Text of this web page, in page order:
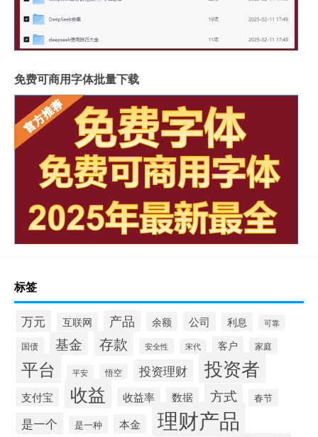
免费可商用字体批量下载
标签
万元 互联网 产品 余额 公司 利息 可靠
国债 基金 存款 安全性 宋代 客户 家庭
平台 平安 悟空 投资理财 投资者
支付宝 收益 收益率 数据 方式 春节
是一个 是一种 本金 理财产品